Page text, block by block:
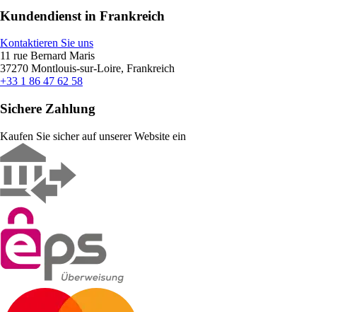
Kundendienst in Frankreich
Kontaktieren Sie uns
11 rue Bernard Maris
37270 Montlouis-sur-Loire, Frankreich
+33 1 86 47 62 58
Sichere Zahlung
Kaufen Sie sicher auf unserer Website ein